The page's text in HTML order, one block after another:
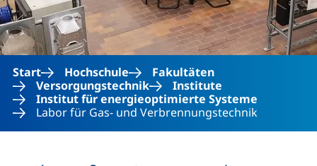
Start Hochschule
Fakultäten
Versorgungstechnik
Institute
Institut für energieoptimierte Systeme
Labor für Gas- und Verbrennungstechnik